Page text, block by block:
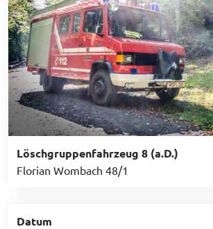
Löschgruppenfahrzeug 8 (a.D.)
Florian Wombach 48/1
Datum